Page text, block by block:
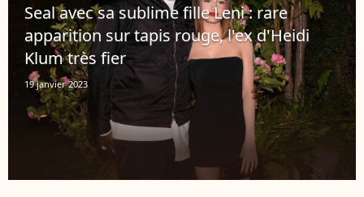
Seal avec sa sublime fille Leni : rare
apparition sur tapis rouge, l'ex d'Heidi
Klum très fier
19 janvier 2023